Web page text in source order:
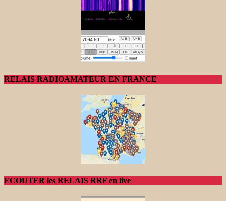
RELAIS RADIOAMATEUR EN FRANCE
ECOUTER les RELAIS RRF en live